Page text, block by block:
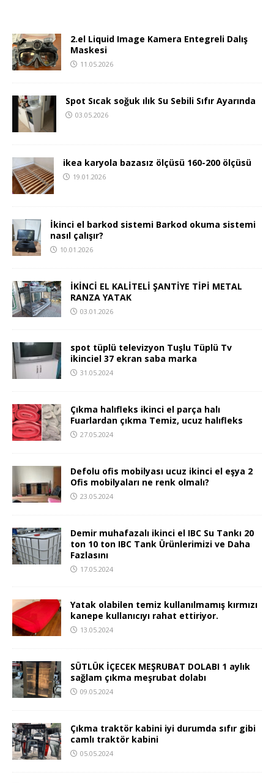
2.el Liquid Image Kamera Entegreli Dalış
Maskesi
11.05.2026
Spot Sıcak soğuk ılık Su Sebili Sıfır Ayarında
03.05.2026
ikea karyola bazasız ölçüsü 160-200 ölçüsü
19.01.2026
İkinci el barkod sistemi Barkod okuma sistemi
nasıl çalışır?
10.01.2026
İKİNCİ EL KALİTELİ ŞANTİYE TİPİ METAL
RANZA YATAK
03.01.2026
spot tüplü televizyon Tuşlu Tüplü Tv
ikinciel 37 ekran saba marka
31.05.2024
Çıkma halıfleks ikinci el parça halı
Fuarlardan çıkma Temiz, ucuz halıfleks
27.05.2024
Defolu ofis mobilyası ucuz ikinci el eşya 2
Ofis mobilyaları ne renk olmalı?
23.05.2024
Demir muhafazalı ikinci el IBC Su Tankı 20
ton 10 ton IBC Tank Ürünlerimizi ve Daha
Fazlasını
17.05.2024
Yatak olabilen temiz kullanılmamış kırmızı
kanepe kullanıcıyı rahat ettiriyor.
13.05.2024
SÜTLÜK İÇECEK MEŞRUBAT DOLABI 1 aylık
sağlam çıkma meşrubat dolabı
09.05.2024
Çıkma traktör kabini iyi durumda sıfır gibi
camlı traktör kabini
05.05.2024